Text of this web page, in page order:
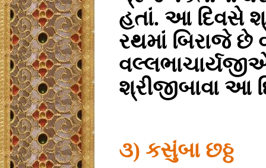
હતાં. આ દિવસે
રથમાં બિરાજે છે
શ્રીજીબાવા આ
૩) કસુંબા છઠ્ઠ